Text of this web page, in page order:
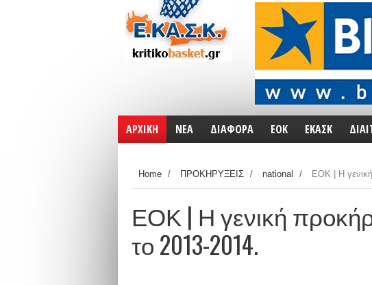
ΑΡΧΙΚΗ ΝΕΑ ΔΙΑΦΟΡΑ ΕΟΚ ΕΚΑΣΚ
Home / ΠΡΟΚΗΡΥΞΕΙΣ / national / ΕΟΚ | Η
ΕΟΚ | Η γενική
το 2013-2014.